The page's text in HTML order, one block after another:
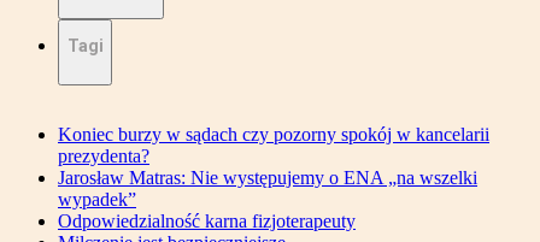
Tagi
Koniec burzy w sądach czy pozorny spokój w kancelarii
prezydenta?
Jarosław Matras: Nie występujemy o ENA „na wszelki
wypadek”
Odpowiedzialność karna fizjoterapeuty